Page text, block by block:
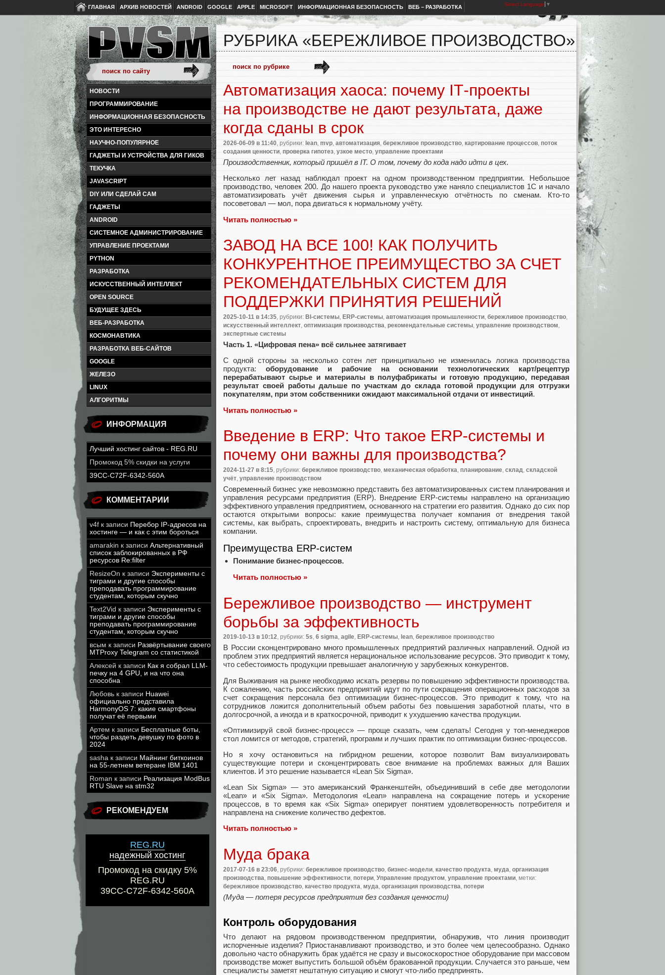
ГЛАВНАЯ АРХИВ НОВОСТЕЙ ANDROID GOOGLE APPLE MICROSOFT ИНФОРМАЦИОННАЯ БЕЗОПАСНОСТЬ ВЕБ – РАЗРАБОТКА Select Language ▼
НОВОСТИ
ПРОГРАММИРОВАНИЕ
ИНФОРМАЦИОННАЯ БЕЗОПАСНОСТЬ
ЭТО ИНТЕРЕСНО
НАУЧНО-ПОПУЛЯРНОЕ
ГАДЖЕТЫ И УСТРОЙСТВА ДЛЯ ГИКОВ
ТЕКУЧКА
JAVASCRIPT
DIY ИЛИ СДЕЛАЙ САМ
ГАДЖЕТЫ
ANDROID
СИСТЕМНОЕ АДМИНИСТРИРОВАНИЕ
УПРАВЛЕНИЕ ПРОЕКТАМИ
PYTHON
РАЗРАБОТКА
ИСКУССТВЕННЫЙ ИНТЕЛЛЕКТ
OPEN SOURCE
БУДУЩЕЕ ЗДЕСЬ
ВЕБ-РАЗРАБОТКА
КОСМОНАВТИКА
РАЗРАБОТКА ВЕБ-САЙТОВ
GOOGLE
ЖЕЛЕЗО
LINUX
АЛГОРИТМЫ
ИНФОРМАЦИЯ
Лучший хостинг сайтов - REG.RU
Промокод 5% скидки на услуги
39CC-C72F-6342-560A
КОММЕНТАРИИ
v4f к записи Перебор IP-адресов на
хостинге — и как с этим бороться
amarakin к записи Альтернативный
список заблокированных в РФ
ресурсов Re:filter
ResizeOn к записи Эксперименты с
тиграми и другие способы
преподавать программирование
студентам, которым скучно
Text2Vid к записи Эксперименты с
тиграми и другие способы
преподавать программирование
студентам, которым скучно
всым к записи Развёртывание своего
MTProxy Telegram со статистикой
Алексей к записи Как я собрал LLM-
печку на 4 GPU, и на что она
способна
Любовь к записи Huawei
официально представила
HarmonyOS 7: какие смартфоны
получат её первыми
Артем к записи Бесплатные боты,
чтобы раздеть девушку по фото в
2024
sasha к записи Майнинг биткоинов
на 55-летнем ветеране IBM 1401
Roman к записи Реализация ModBus
RTU Slave на stm32
РЕКОМЕНДУЕМ
REG.RU
надежный хостинг
Промокод на скидку 5%
REG.RU
39CC-C72F-6342-560A
РУБРИКА «БЕРЕЖЛИВОЕ ПРОИЗВОДСТВО»
Автоматизация хаоса: почему IT‑проекты
на производстве не дают результата, даже
когда сданы в срок
2026-06-09 в 11:40 , рубрики: lean mvp автоматизация бережливое производство картирование процессов поток
создания ценности проверка гипотез узкое место управление проектами
Производственник, который пришёл в IT. О том, почему до кода надо идти в цех.
Несколько лет назад наблюдал проект на одном производственном предприятии. Небольшое
производство, человек 200. До нашего проекта руководство уже наняло специалистов 1С и начало
автоматизировать учёт движения сырья и управленческую отчётность по сменам. Кто‑то
посоветовал — мол, пора двигаться к нормальному учёту.
Читать полностью »
ЗАВОД НА ВСЕ 100! КАК ПОЛУЧИТЬ
КОНКУРЕНТНОЕ ПРЕИМУЩЕСТВО ЗА СЧЕТ
РЕКОМЕНДАТЕЛЬНЫХ СИСТЕМ ДЛЯ
ПОДДЕРЖКИ ПРИНЯТИЯ РЕШЕНИЙ
2025-10-11 в 14:35 , рубрики: BI-системы ERP-системы автоматизация промышленности бережливое производство
искусственный интеллект оптимизация производства рекомендательные системы управление производством
экспертные системы
Часть 1. «Цифровая пена» всё сильнее затягивает
С одной стороны за несколько сотен лет принципиально не изменилась логика производства
продукта: оборудование и рабочие на основании технологических карт/рецептур
перерабатывают сырье и материалы в полуфабрикаты и готовую продукцию, передавая
результат своей работы дальше по участкам до склада готовой продукции для отгрузки
покупателям, при этом собственники ожидают максимальной отдачи от инвестиций.
Читать полностью »
Введение в ERP: Что такое ERP-системы и
почему они важны для производства?
2024-11-27 в 8:15 , рубрики: бережливое производство механическая обработка планирование склад складской
учёт управление производством
Современный бизнес уже невозможно представить без автоматизированных систем планирования и
управления ресурсами предприятия (ERP). Внедрение ERP-системы направлено на организацию
эффективного управления предприятием, основанного на стратегии его развития. Однако до сих пор
остаются открытыми вопросы: какие преимущества получает компания от внедрения такой
системы, как выбрать, спроектировать, внедрить и настроить систему, оптимальную для бизнеса
компании.
Преимущества ERP-систем
Понимание бизнес-процессов.
Читать полностью »
Бережливое производство — инструмент
борьбы за эффективность
2019-10-13 в 10:12 , рубрики: 5s 6 sigma agile ERP-системы lean бережливое производство
В России сконцентрировано много промышленных предприятий различных направлений. Одной из
проблем этих предприятий является нерациональное использование ресурсов. Это приводит к тому,
что себестоимость продукции превышает аналогичную у зарубежных конкурентов.
Для Выживания на рынке необходимо искать резервы по повышению эффективности производства.
К сожалению, часть российских предприятий идут по пути сокращения операционных расходов за
счет сокращения персонала без оптимизации бизнес-процессов. Это приводит к тому, что на
сотрудников ложится дополнительный объем работы без повышения заработной платы, что в
долгосрочной, а иногда и в краткосрочной, приводит к ухудшению качества продукции.
«Оптимизируй свой бизнес-процесс» — проще сказать, чем сделать! Сегодня у топ-менеджеров
стол ломится от методов, стратегий, программ и лучших практик по оптимизации бизнес-процессов.
Но я хочу остановиться на гибридном решении, которое позволит Вам визуализировать
существующие потери и сконцентрировать свое внимание на проблемах важных для Ваших
клиентов. И это решение называется «Lean Six Sigma».
«Lean Six Sigma» — это американский Франкенштейн, объединивший в себе две методологии
«Lean» и «Six Sigma». Методология «Lean» направлена на сокращение потерь и ускорение
процессов, в то время как «Six Sigma» оперирует понятием удовлетворенность потребителя и
направлена на снижение количество дефектов.
Читать полностью »
Муда брака
2017-07-16 в 23:06 , рубрики: бережливое производство бизнес-модели качество продукта муда организация
производства повышение эффективности потери Управление продуктом управление проектами , метки:
бережливое производство качество продукта муда организация производства потери
(Муда — потеря ресурсов предприятия без создания ценности)
Контроль оборудования
Что делают на рядовом производственном предприятии, обнаружив, что линия производит
испорченные изделия? Приостанавливают производство, и это более чем целесообразно. Однако
довольно часто обнаружить брак удаётся не сразу и высокоскоростное оборудование при массовом
производстве может выпустить большой объём бракованной продукции. Случается это раньше, чем
специалисты заметят нештатную ситуацию и смогут что-либо предпринять.